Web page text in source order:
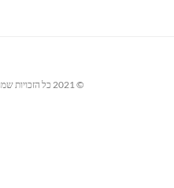
© 2021 כל הזכויות שמורות לפרימיום אקווטיקס בע"מ.